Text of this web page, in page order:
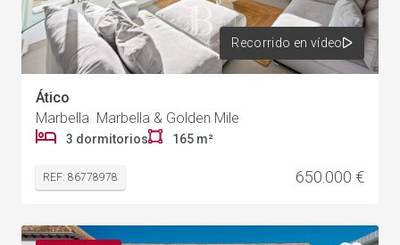
Recorrido en vídeo
Ático
Marbella Marbella & Golden Mile
3 dormitorios 165 m²
REF: 86778978 650.000 €